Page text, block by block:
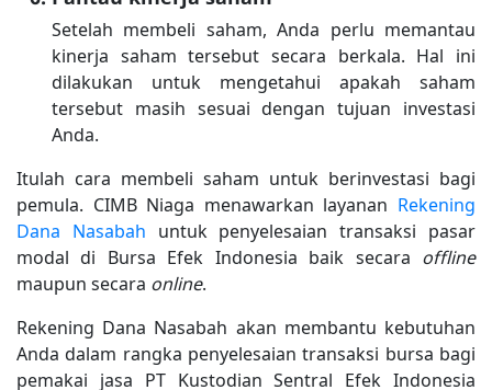
Setelah membeli saham, Anda perlu memantau
kinerja saham tersebut secara berkala. Hal ini
dilakukan untuk mengetahui apakah saham
tersebut masih sesuai dengan tujuan investasi
Anda.
Itulah cara membeli saham untuk berinvestasi bagi
pemula. CIMB Niaga menawarkan layanan Rekening
Dana Nasabah untuk penyelesaian transaksi pasar
modal di Bursa Efek Indonesia baik secara offline
maupun secara online.
Rekening Dana Nasabah akan membantu kebutuhan
Anda dalam rangka penyelesaian transaksi bursa bagi
pemakai jasa PT Kustodian Sentral Efek Indonesia